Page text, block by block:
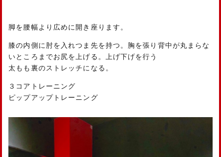
脚を腰幅より広めに開き座ります。
膝の内側に肘を入れつま先を持つ。胸を張り背中が丸まらな
いところまでお尻を上げる。上げ下げを行う
太もも裏のストレッチになる。
３コアトレーニング
ピップアップトレーニング